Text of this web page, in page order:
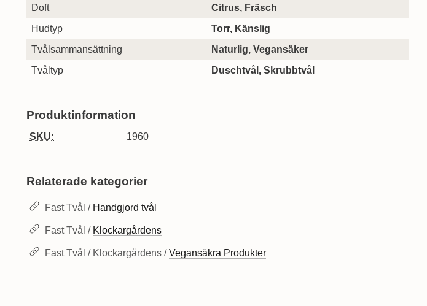
Doft
Citrus, Fräsch
Hudtyp
Torr, Känslig
Tvålsammansättning
Naturlig, Vegansäker
Tvåltyp
Duschtvål, Skrubbtvål
Produktinformation
SKU: 1960
Relaterade kategorier
Fast Tvål / Handgjord tvål
Fast Tvål / Klockargårdens
Fast Tvål / Klockargårdens /Vegansäkra Produkter